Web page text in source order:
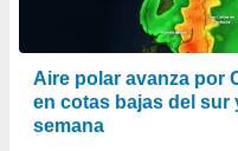
Aire polar avanza por
en cotas bajas del sur
semana